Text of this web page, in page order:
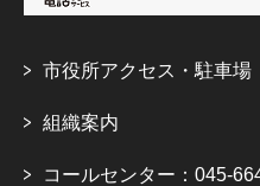
市役所アクセス・駐車場
組織案内
コールセンター：045-